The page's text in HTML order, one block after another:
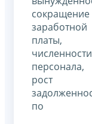
сокращение
заработной
платы,
численности
персонала,
рост
по